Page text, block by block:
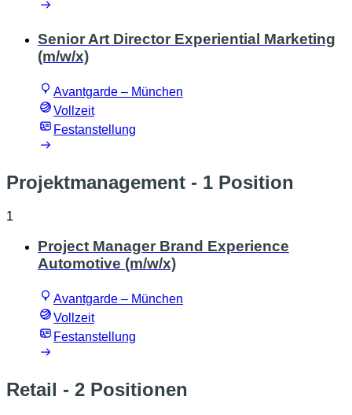
Senior Art Director Experiential Marketing
(m/w/x)
Avantgarde – München
Vollzeit
Festanstellung
Projektmanagement - 1 Position
1
Project Manager Brand Experience
Automotive (m/w/x)
Avantgarde – München
Vollzeit
Festanstellung
Retail - 2 Positionen